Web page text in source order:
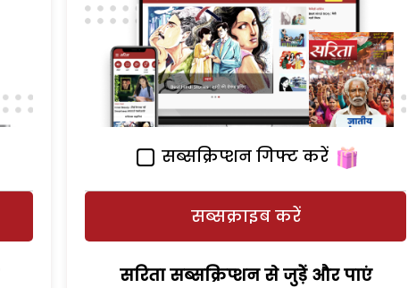
सब्सक्रिप्शन गिफ्ट करें
सब्सक्राइब करें
सरिता सब्सक्रिप्शन से जुड़ेें और पाएं